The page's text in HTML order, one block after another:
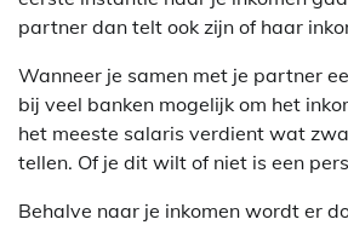
partner dan telt ook zijn of haar
Wanneer je samen met je partner
bij veel banken mogelijk om het
het meeste salaris verdient wat
tellen. Of je dit wilt of niet is een
Behalve naar je inkomen wordt er